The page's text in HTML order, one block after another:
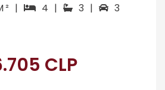
|
4 | 3 | 3
CLP